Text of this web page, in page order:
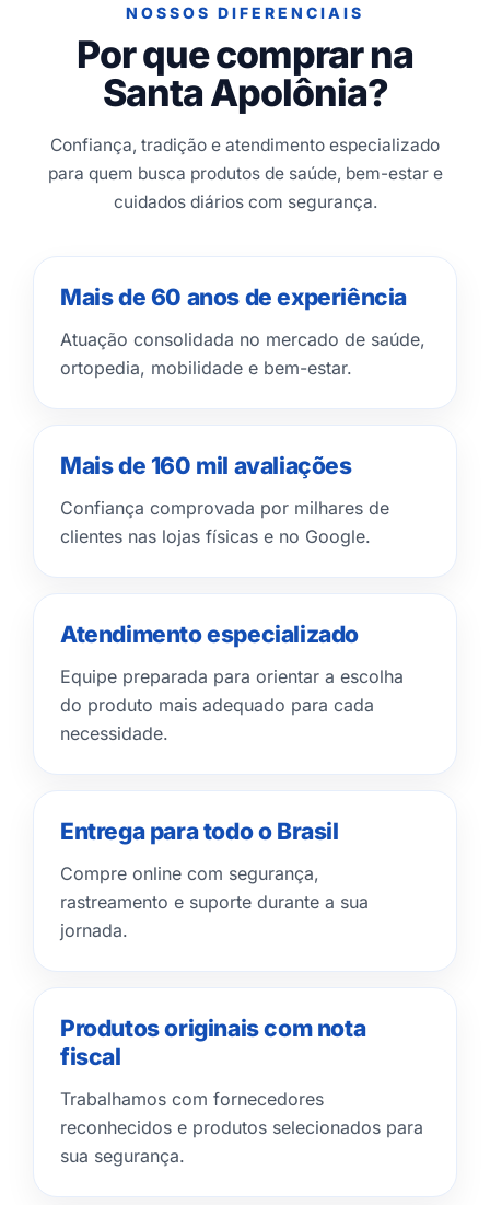
NOSSOS DIFERENCIAIS
Por que comprar na
Santa Apolônia?
Confiança, tradição e atendimento especializado
para quem busca produtos de saúde, bem-estar e
cuidados diários com segurança.
Mais de 60 anos de experiência
Atuação consolidada no mercado de saúde,
ortopedia, mobilidade e bem-estar.
Mais de 160 mil avaliações
Confiança comprovada por milhares de
clientes nas lojas físicas e no Google.
Atendimento especializado
Equipe preparada para orientar a escolha
do produto mais adequado para cada
necessidade.
Entrega para todo o Brasil
Compre online com segurança,
rastreamento e suporte durante a sua
jornada.
Produtos originais com nota
fiscal
Trabalhamos com fornecedores
reconhecidos e produtos selecionados para
sua segurança.